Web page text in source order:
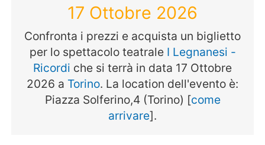
17 Ottobre 2026
Confronta i prezzi e acquista un biglietto
per lo spettacolo teatrale I Legnanesi -
Ricordi che si terrà in data 17 Ottobre
2026 a Torino. La location dell'evento è:
Piazza Solferino,4 (Torino) [come
arrivare].